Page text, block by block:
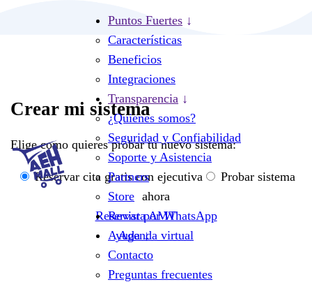
Puntos Fuertes
Características
Beneficios
Integraciones
Transparencia
¿Quienes somos?
Seguridad y Confiabilidad
Soporte y Asistencia
Partners
Store
Revista AMT
Ayuda
Contacto
Preguntas frecuentes
Crear mi sistema
Elige como quieres probar tu nuevo sistema:
Reservar cita gratis con ejecutiva
Probar sistema
ahora
Reservar por WhatsApp
Agenda virtual